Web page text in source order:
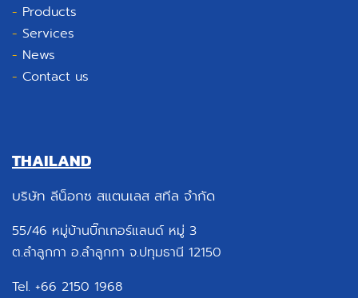
- Products
- Services
- News
- Contact us
THAILAND
บริษัท ลีน็อกซ สแตนเลส สทีล จำกัด
55/46 หมู่บ้านบิ๊กเกอร์แลนด์ หมู่ 3
ต.ลำลูกกา อ.ลำลูกกา จ.ปทุมธานี 12150
Tel. +66 2150 1968